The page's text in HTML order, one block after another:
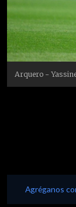
Arquero -
Agréganos